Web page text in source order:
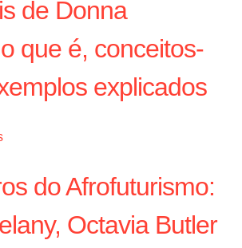
de Donna
que é, conceitos-
explicados
do Afrofuturismo:
Octavia Butler